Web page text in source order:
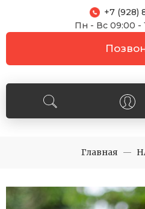
+7 (928)
Пн - Вс 09:00 -
Главная